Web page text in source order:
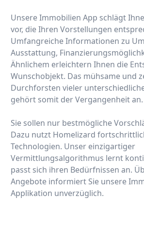
Unsere Immobilien App schlägt
vor, die Ihren Vorstellungen
Umfangreiche Informationen zu
Ausstattung,
Ähnlichem erleichtern Ihnen die
Wunschobjekt. Das mühsame und
Durchforsten vieler
gehört somit der Vergangenheit an.
Sie sollen nur bestmögliche
Dazu nutzt Homelizard
Technologien. Unser einzigartiger
Vermittlungsalgorithmus lernt
passt sich ihren Bedürfnissen an.
Angebote informiert Sie unsere
Applikation unverzüglich.